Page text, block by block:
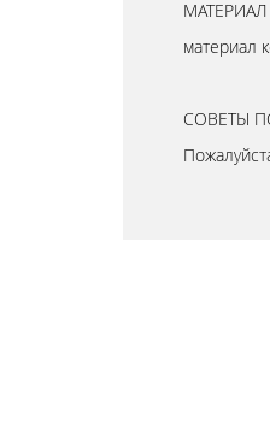
МАТЕРИАЛ
материал
СОВЕТЫ